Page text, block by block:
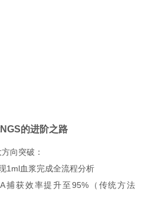
的进阶之路
向突破：
1ml血浆完成全流程分析
捕获效率提升至95%（传统方法